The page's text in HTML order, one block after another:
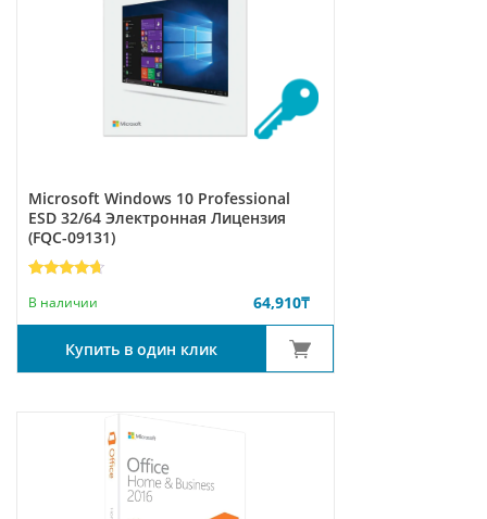
Microsoft Windows 10 Professional
ESD 32/64 Электронная Лицензия
(FQC-09131)
4.43из 5
основе
опроса
пользователей
В наличии 64,910₸
Купить в один клик